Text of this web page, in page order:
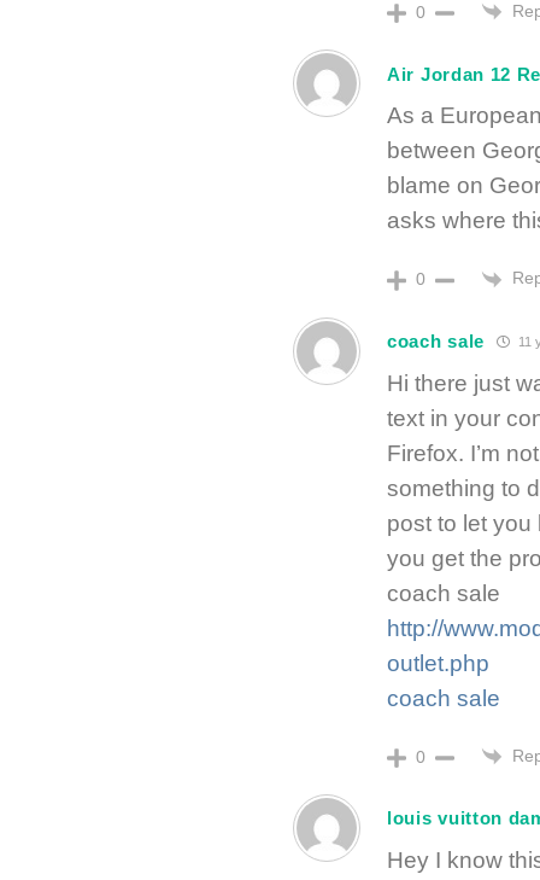
0
Air Jordan 12
As a
between
blame on
asks where
0
coach sale 11
Hi there just
text in your
Firefox. I’m
something to
post to let
you get the
coach sale
http://
outlet.php
coach sale
0
louis vuitton
Hey I know